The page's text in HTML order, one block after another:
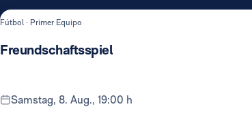
Fútbol · Primer Equipo
Freundschaftsspiel
Samstag, 8. Aug., 19:00 h